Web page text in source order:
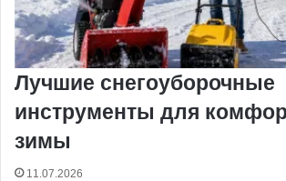
Лучшие снегоуборочные
инструменты для
зимы
11.07.2026